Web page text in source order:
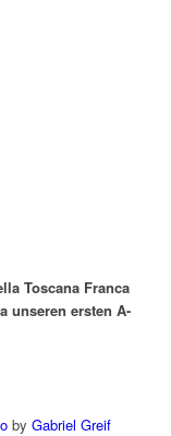
Toscana Franca
unseren ersten A-
by Gabriel Greif